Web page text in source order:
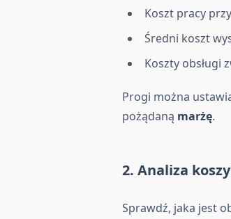
Koszt pracy
Średni koszt
Koszty obsługi
Progi można
pożądaną marżę.
2. Analiza
Sprawdź, jaka jest